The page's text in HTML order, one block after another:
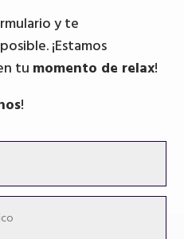
y te
¡Estamos
tu momento de relax!
!